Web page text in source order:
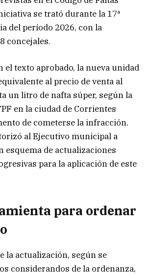
se trató durante la 17ª
del período 2026, con la
concejales.
el texto aprobado, la nueva unidad
al precio de venta al
un litro de nafta súper, según la
en la ciudad de Corrientes
de cometerse la infracción.
al Ejecutivo municipal a
esquema de actualizaciones
para la aplicación de este
para ordenar
la actualización, según se
considerandos de la ordenanza,